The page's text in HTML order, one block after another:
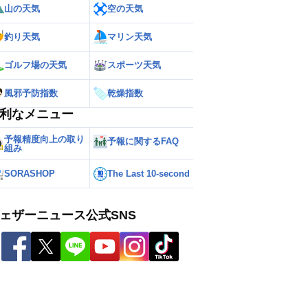
山の天気 空の天気
釣り天気 マリン天気
ゴルフ場の天気 スポーツ天気
風邪予防指数 乾燥指数
なメニュー
予報精度向上の取り
組み
予報に関するFAQ
SORASHOP The Last 10-second
ザーニュース公式SNS